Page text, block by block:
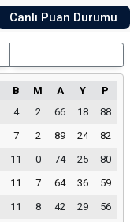
Canlı Puan Durumu
B M A Y
P
4 2 66 18
88
7 2 89 24
82
11 0 74 25
80
11 7 64 36
59
11 8 42 29
56